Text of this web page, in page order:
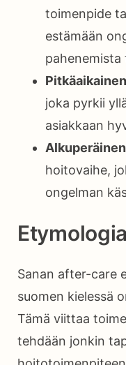
toimenpide
estämään
pahenemista
joka pyrkii
asiakkaan
hoitovaihe,
ongelman
Etymologia
Sanan after-care
suomen kielessä
Tämä viittaa
tehdään jonkin